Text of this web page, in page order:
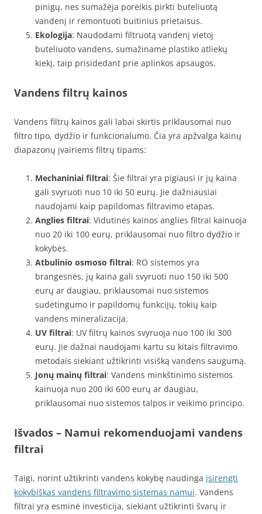
pinigų, nes sumažėja poreikis pirkti buteliuotą
vandenį ir remontuoti buitinius prietaisus.
Ekologija: Naudodami filtruotą vandenį vietoj
buteliuoto vandens, sumažiname plastiko atliekų
kiekį, taip prisidedant prie aplinkos apsaugos.
Vandens filtrų kainos
Vandens filtrų kainos gali labai skirtis priklausomai nuo
filtro tipo, dydžio ir funkcionalumo. Čia yra apžvalga kainų
diapazonų įvairiems filtrų tipams:
Mechaniniai filtrai: Šie filtrai yra pigiausi ir jų kaina
gali svyruoti nuo 10 iki 50 eurų. Jie dažniausiai
naudojami kaip papildomas filtravimo etapas.
Anglies filtrai: Vidutinės kainos anglies filtrai kainuoja
nuo 20 iki 100 eurų, priklausomai nuo filtro dydžio ir
kokybės.
Atbulinio osmoso filtrai: RO sistemos yra
brangesnės, jų kaina gali svyruoti nuo 150 iki 500
eurų ar daugiau, priklausomai nuo sistemos
sudėtingumo ir papildomų funkcijų, tokių kaip
vandens mineralizacija.
UV filtrai: UV filtrų kainos svyruoja nuo 100 iki 300
eurų. Jie dažnai naudojami kartu su kitais filtravimo
metodais siekiant užtikrinti visišką vandens saugumą.
Jonų mainų filtrai: Vandens minkštinimo sistemos
kainuoja nuo 200 iki 600 eurų ar daugiau,
priklausomai nuo sistemos talpos ir veikimo principo.
Išvados – Namui rekomenduojami vandens
filtrai
Taigi, norint užtikrinti vandens kokybę naudinga įsirengti
kokybiškas vandens filtravimo sistemas namui. Vandens
filtrai yra esminė investicija, siekiant užtikrinti švarų ir